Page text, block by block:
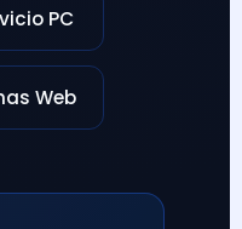
PC
Web